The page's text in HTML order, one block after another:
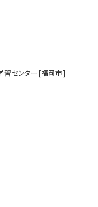
習センター[福岡市]